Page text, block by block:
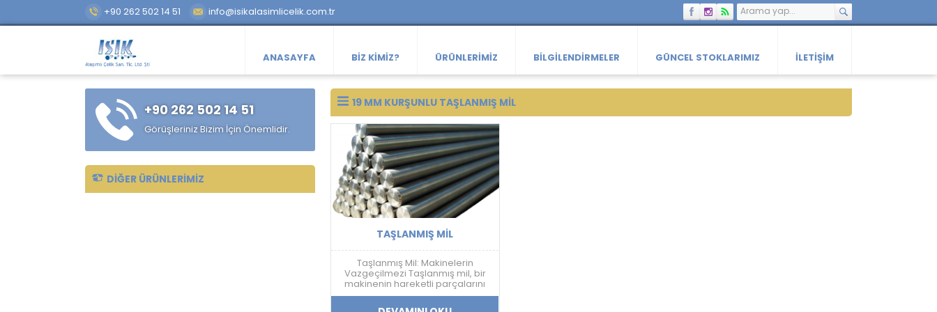
+90 262 502 14 51 info@isikalasimlicelik.com.tr
ANASAYFA BIZ KIMIZ? ÜRÜNLERIMIZ BILGILENDIRMELER GÜNCEL STOKLARIMIZ İLETIŞIM
19 MM KURŞUNLU TAŞLANMIŞ MIL
TAŞLANMIŞ MIL
Taşlanmış Mil: Makinelerin
Vazgeçilmezi Taşlanmış mil, bir
makinenin hareketli parçalarını
birbirine bağlayan, aşınmaya ve
yıpranmaya dayanıklı bir
+90 262 502 14 51
Görüşleriniz Bizim İçin Önemlidir.
DIĞER ÜRÜNLERIMIZ